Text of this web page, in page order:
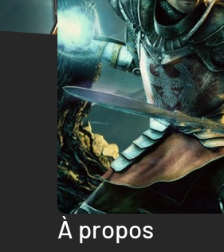
À propos